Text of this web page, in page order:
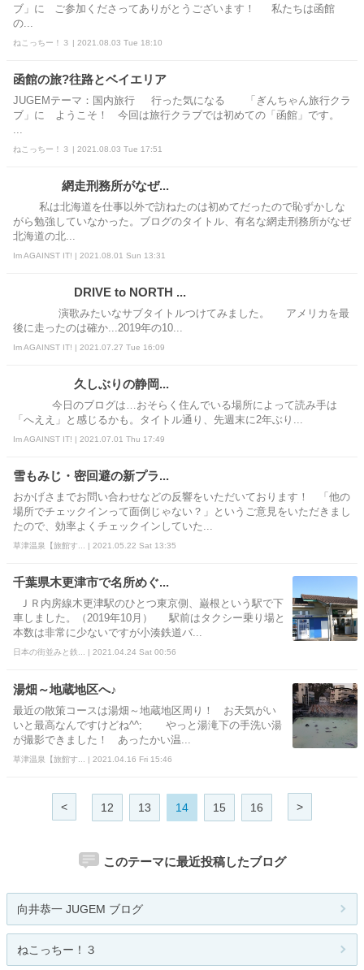
ブ」に ご参加くださってありがとうございます！ 私たちは函館
の...
ねこっちー！３ | 2021.08.03 Tue 18:10
函館の旅?往路とベイエリア
JUGEMテーマ：国内旅行 行った気になる 「ぎんちゃん旅行クラ
ブ」に ようこそ！ 今回は旅行クラブでは初めての「函館」です。
ねこっちー！３ | 2021.08.03 Tue 17:51
網走刑務所がなぜ...
私は北海道を仕事以外で訪ねたのは初めてだったので恥ずかしな
がら勉強していなかった。ブログのタイトル、有名な網走刑務所がなぜ
北海道の北...
Im AGAINST IT! | 2021.08.01 Sun 13:31
DRIVE to NORTH ...
演歌みたいなサブタイトルつけてみました。 アメリカを最
後に走ったのは確か...2019年の10...
Im AGAINST IT! | 2021.07.27 Tue 16:09
久しぶりの静岡...
今日のブログは…おそらく住んでいる場所によって読み手は
「へええ」と感じるかも。タイトル通り、先週末に2年ぶり...
Im AGAINST IT! | 2021.07.01 Thu 17:49
雪もみじ・密回避の新プラ...
おかげさまでお問い合わせなどの反響をいただいております！ 「他の
場所でチェックインって面倒じゃない？」というご意見をいただきまし
たので、効率よくチェックインしていた...
草津温泉【旅館す... | 2021.05.22 Sat 13:35
千葉県木更津市で名所めぐ...
ＪＲ内房線木更津駅のひとつ東京側、巌根という駅で下
車しました。（2019年10月） 駅前はタクシー乗り場と
本数は非常に少ないですが小湊鉄道バ...
日本の街並みと鉄... | 2021.04.24 Sat 00:56
湯畑～地蔵地区へ♪
最近の散策コースは湯畑～地蔵地区周り！ お天気がい
いと最高なんですけどね^^; やっと湯滝下の手洗い湯
が撮影できました！ あったかい温...
草津温泉【旅館す... | 2021.04.16 Fri 15:46
< 12 13 14 15 16 >
このテーマに最近投稿したブログ
向井恭一 JUGEM ブログ
ねこっちー！３